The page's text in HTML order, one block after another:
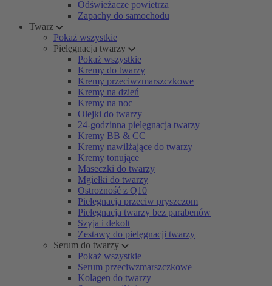
Odświeżacze powietrza
Zapachy do samochodu
Twarz
Pokaż wszystkie
Pielęgnacja twarzy
Pokaż wszystkie
Kremy do twarzy
Kremy przeciwzmarszczkowe
Kremy na dzień
Kremy na noc
Olejki do twarzy
24-godzinna pielęgnacja twarzy
Kremy BB & CC
Kremy nawilżające do twarzy
Kremy tonujące
Maseczki do twarzy
Mgiełki do twarzy
Ostrożność z Q10
Pielęgnacja przeciw pryszczom
Pielęgnacja twarzy bez parabenów
Szyja i dekolt
Zestawy do pielęgnacji twarzy
Serum do twarzy
Pokaż wszystkie
Serum przeciwzmarszczkowe
Kolagen do twarzy